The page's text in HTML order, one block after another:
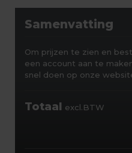
Samenvatting
Om prijzen te zien en
een account aan te
snel doen op onze
Totaal excl.BTW